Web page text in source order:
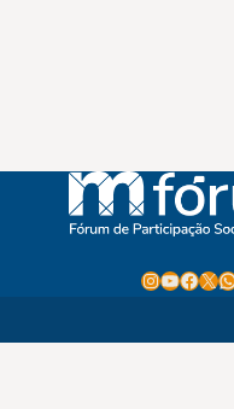
Instagram
Youtube
X